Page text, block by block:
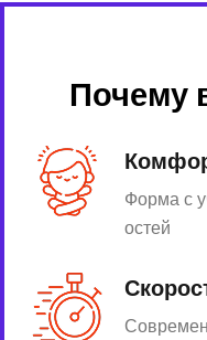
Почему
Форма с
остей